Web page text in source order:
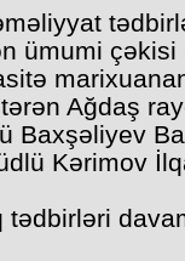
ümumi çəkisi
Ağdaş
Baxşəliyev
Kərimov
tədbirləri